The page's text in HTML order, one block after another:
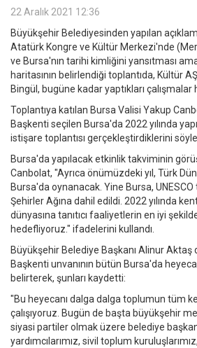
22 Aralık 2021 12:36
Büyükşehir Belediyesinden yapılan
Atatürk Kongre ve Kültür Merkezi'nde
ve Bursa'nın tarihi kimliğini yansıtması
haritasının belirlendiği toplantıda, Kültür
Bingül, bugüne kadar yaptıkları çalışmalar
Toplantıya katılan Bursa Valisi Yakup
Başkenti seçilen Bursa'da 2022 yılında
istişare toplantısı gerçekleştirdiklerini
Bursa'da yapılacak etkinlik takviminin
Canbolat, "Ayrıca önümüzdeki yıl, Türk
Bursa'da oynanacak. Yine Bursa, UNESCO
Şehirler Ağına dahil edildi. 2022 yılında
dünyasına tanıtıcı faaliyetlerin en iyi şekilde
hedefliyoruz." ifadelerini kullandı.
Büyükşehir Belediye Başkanı Alinur Aktaş
Başkenti unvanının bütün Bursa'da
belirterek, şunları kaydetti:
"Bu heyecanı dalga dalga toplumun tüm
çalışıyoruz. Bugün de başta büyükşehir
siyasi partiler olmak üzere belediye
yardımcılarımız, sivil toplum